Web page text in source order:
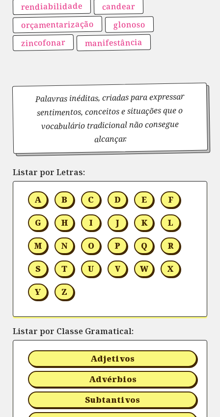
rendiabilidade candear
orçamentarização glonoso
zincofonar manifestância
Palavras inéditas, criadas para expressar
sentimentos, conceitos e situações que o
vocabulário tradicional não consegue
alcançar.
Listar por Letras:
A B C D E F
G H I J K L
M N O P Q R
S T U V W X
Y Z
Listar por Classe Gramatical:
Adjetivos
Advérbios
Subtantivos